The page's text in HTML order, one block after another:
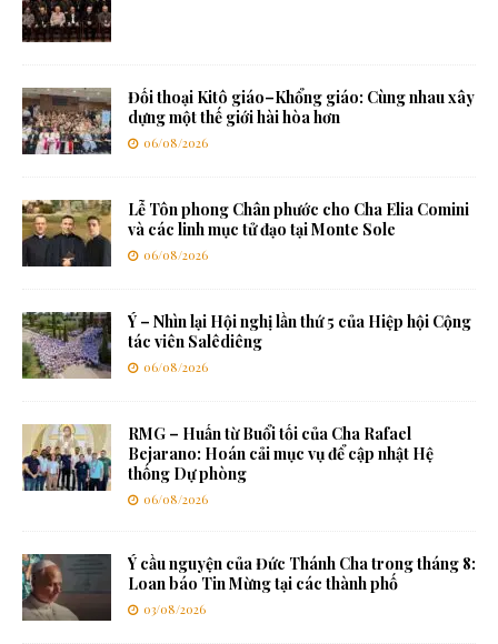
Đối thoại Kitô giáo–Khổng giáo: Cùng nhau xây
dựng một thế giới hài hòa hơn
06/08/2026
Lễ Tôn phong Chân phước cho Cha Elia Comini
và các linh mục tử đạo tại Monte Sole
06/08/2026
Ý – Nhìn lại Hội nghị lần thứ 5 của Hiệp hội Cộng
tác viên Salêdiêng
06/08/2026
RMG – Huấn từ Buổi tối của Cha Rafael
Bejarano: Hoán cải mục vụ để cập nhật Hệ
thống Dự phòng
06/08/2026
Ý cầu nguyện của Đức Thánh Cha trong tháng 8:
Loan báo Tin Mừng tại các thành phố
03/08/2026